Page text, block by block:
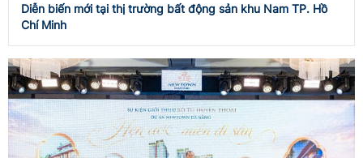
Diễn biến mới tại thị trường bất động sản khu Nam TP. Hồ
Chí Minh